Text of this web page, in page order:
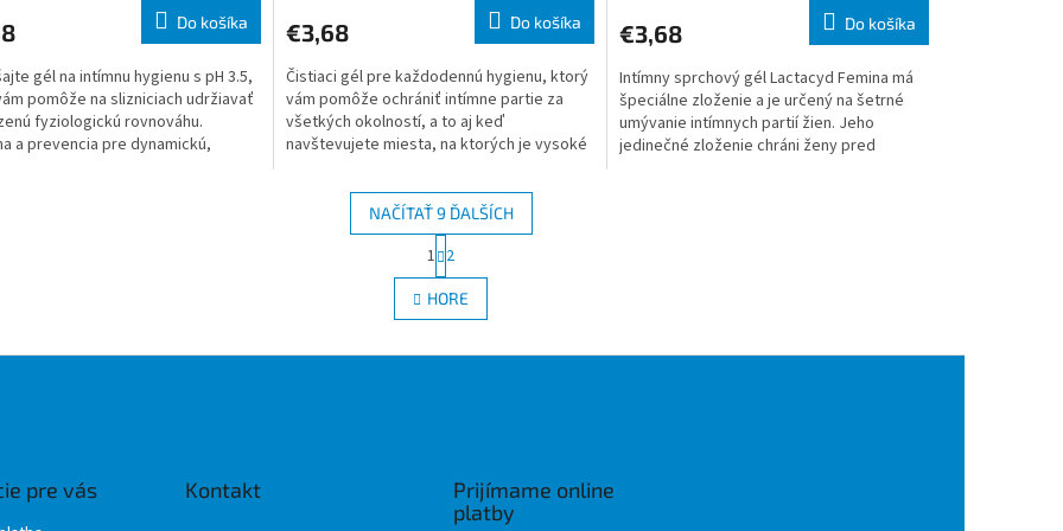
Do košíka
gél na intímnu hygienu s pH 3.5,
pomôže na slizniciach udržiavať
fyziologickú rovnováhu.
a prevencia pre dynamickú,
€3,68 Do košíka
Čistiaci gél pre každodennú hygienu, ktorý
vám pomôže ochrániť intímne partie za
všetkých okolností, a to aj keď
navštevujete miesta, na ktorých je vysoké
€3,68 Do košíka
Intímny sprchový gél Lactacyd Femina má
špeciálne zloženie a je určený na šetrné
umývanie intímnych partií žien. Jeho
jedinečné zloženie chráni ženy pred
O
v
l
d
NAČÍTAŤ 9 ĎALŠÍCH
t
r
á
n
1 2
HORE
pre vás Kontakt
Prijímame online
platby